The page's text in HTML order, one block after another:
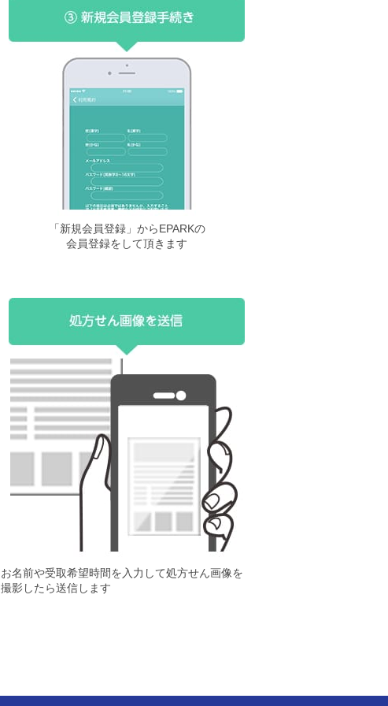
「新規会員登録」からEPARKの
会員登録をして頂きます
お名前や受取希望時間を入力して処方せん画像を
撮影したら送信します